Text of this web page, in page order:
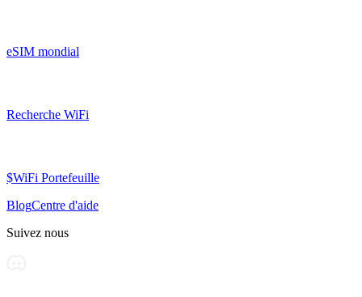
eSIM mondial
Recherche WiFi
$WiFi Portefeuille
BlogCentre d'aide
Suivez nous